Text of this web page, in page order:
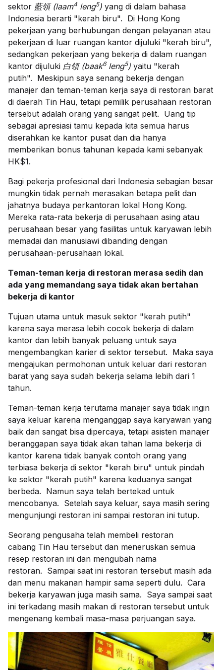
sektor 藍領 (laam4 leng5) yang di dalam bahasa
Indonesia berarti "kerah biru". Di Hong Kong
pekerjaan yang berhubungan dengan pelayanan atau
pekerjaan di luar ruangan kantor dijuluki "kerah biru",
sedangkan pekerjaan yang bekerja di dalam ruangan
kantor dijuluki 白領 (baak6leng5) yaitu "kerah
putih". Meskipun saya senang bekerja dengan
manajer dan teman-teman kerja saya di restoran barat
di daerah Tin Hau, tetapi pemilik perusahaan restoran
tersebut adalah orang yang sangat pelit. Uang tip
sebagai apresiasi tamu kepada kita semua harus
diserahkan ke kantor pusat dan dia hanya
memberikan bonus tahunan kepada kami sebanyak
HK$1.
Bagi pekerja profesional dari Indonesia sebagian besar
mungkin tidak pernah merasakan betapa pelit dan
jahatnya budaya perkantoran lokal Hong Kong.
Mereka rata-rata bekerja di perusahaan asing atau
perusahaan besar yang fasilitas untuk karyawan lebih
memadai dan manusiawi dibanding dengan
perusahaan-perusahaan lokal.
Teman-teman kerja di restoran merasa sedih dan
ada yang memandang saya tidak akan bertahan
bekerja di kantor
Tujuan utama untuk masuk sektor "kerah putih"
karena saya merasa lebih cocok bekerja di dalam
kantor dan lebih banyak peluang untuk saya
mengembangkan karier di sektor tersebut. Maka saya
mengajukan permohonan untuk keluar dari restoran
barat yang saya sudah bekerja selama lebih dari 1
tahun.
Teman-teman kerja terutama manajer saya tidak ingin
saya keluar karena menganggap saya karyawan yang
baik dan sangat bisa dipercaya, tetapi asisten manajer
beranggapan saya tidak akan tahan lama bekerja di
kantor karena tidak banyak contoh orang yang
terbiasa bekerja di sektor "kerah biru" untuk pindah
ke sektor "kerah putih" karena keduanya sangat
berbeda. Namun saya telah bertekad untuk
mencobanya. Setelah saya keluar, saya masih sering
mengunjungi restoran ini sampai restoran ini tutup.
Seorang pengusaha telah membeli restoran
cabang Tin Hau tersebut dan meneruskan semua
resep restoran ini dan mengubah nama
restoran. Sampai saat ini restoran tersebut masih ada
dan menu makanan hampir sama seperti dulu. Cara
bekerja karyawan juga masih sama. Saya sampai saat
ini terkadang masih makan di restoran tersebut untuk
mengenang kembali masa-masa perjuangan saya.